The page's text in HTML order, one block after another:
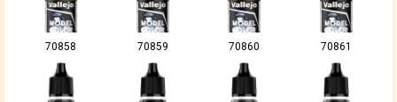
70858 70859 70860 70861